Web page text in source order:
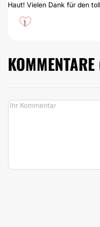
Haut! Vielen Dank für den
1